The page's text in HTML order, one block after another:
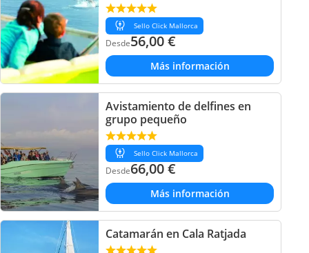
Sello Click Mallorca
Desde56,00€
Más información
Avistamiento de delfines en
grupo pequeño
Sello Click Mallorca
Desde66,00€
Más información
Catamarán en Cala Ratjada